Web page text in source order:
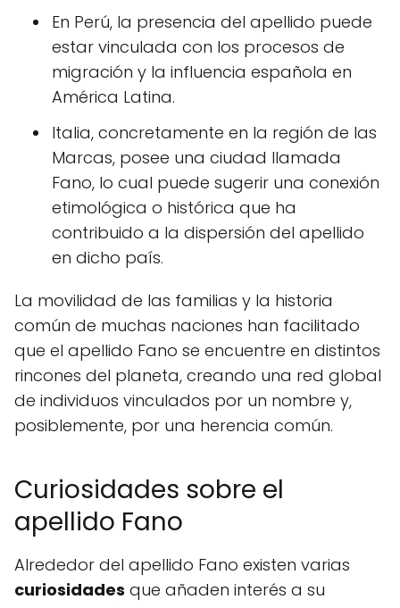
En Perú, la presencia del apellido puede
estar vinculada con los procesos de
migración y la influencia española en
América Latina.
Italia, concretamente en la región de las
Marcas, posee una ciudad llamada
Fano, lo cual puede sugerir una conexión
etimológica o histórica que ha
contribuido a la dispersión del apellido
en dicho país.
La movilidad de las familias y la historia
común de muchas naciones han facilitado
que el apellido Fano se encuentre en distintos
rincones del planeta, creando una red global
de individuos vinculados por un nombre y,
posiblemente, por una herencia común.
Curiosidades sobre el
apellido Fano
Alrededor del apellido Fano existen varias
curiosidades que añaden interés a su